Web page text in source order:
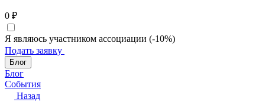
0 ₽
Я являюсь участником ассоциации (-10%)
Подать заявку
Блог
Блог
События
Назад